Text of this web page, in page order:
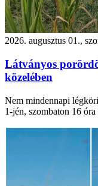
2026. augusztus 01.,
Látványos
közelében
Nem mindennapi
1-jén, szombaton 16